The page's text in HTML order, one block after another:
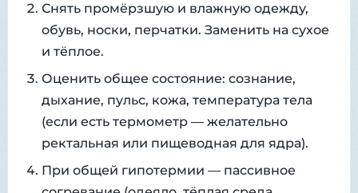
Снять промёрзшую и влажную одежду,
обувь, носки, перчатки. Заменить на сухое
и тёплое.
Оценить общее состояние: сознание,
дыхание, пульс, кожа, температура тела
(если есть термометр — желательно
ректальная или пищеводная для ядра).
При общей гипотермии — пассивное